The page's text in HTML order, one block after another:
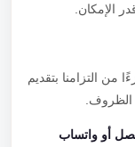
الإمكان.
التزامنا بتقديم
أو واتساب